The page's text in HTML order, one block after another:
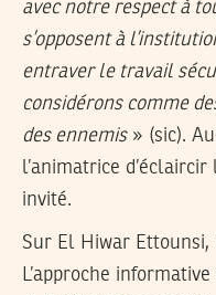
avec notre respect à
s’opposent à
entraver le travail
considérons comme
des ennemis» (sic).
l’animatrice
invité.
Sur El Hiwar
L’approche